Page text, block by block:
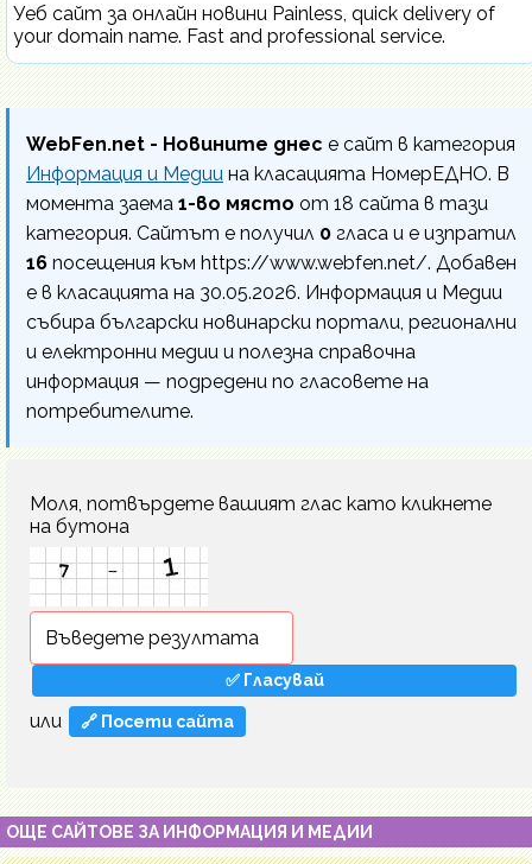
Уеб сайт за онлайн новини Painless, quick delivery of
your domain name. Fast and professional service.
WebFen.net - Новините днес е сайт в категория
Информация и Медии на класацията НомерЕДНО. В
момента заема 1-во място от 18 сайта в тази
категория. Сайтът е получил 0 гласа и е изпратил
16 посещения към https://www.webfen.net/. Добавен
е в класацията на 30.05.2026. Информация и Медии
събира български новинарски портали, регионални
и електронни медии и полезна справочна
информация — подредени по гласовете на
потребителите.
Моля, потвърдете вашият глас като кликнете
на бутона
или 🔗 Посети сайта
ОЩЕ САЙТОВЕ ЗА ИНФОРМАЦИЯ И МЕДИИ